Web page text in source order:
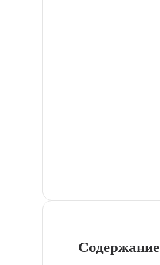
Содержание